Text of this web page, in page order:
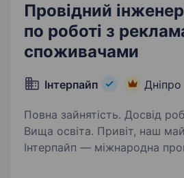
Провідний
по роботі з
споживачами
Інтерпайп Дніпро
Повна зайнятість. Досвід
Вища освіта. Привіт, наш майбутній колего!
Інтерпайп — міжнародна